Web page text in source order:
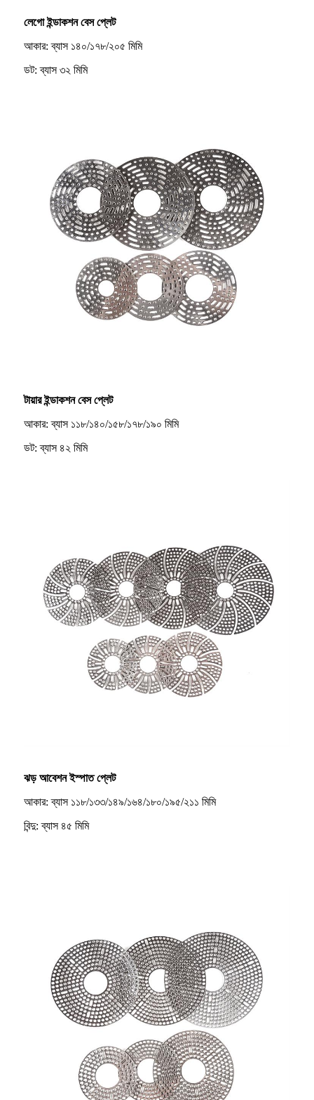
লেগো ইন্ডাকশন বেস প্লেট
আকার: ব্যাস ১৪০/১৭৮/২০৫ মিমি
ডট: ব্যাস ৩২ মিমি
টায়ার ইন্ডাকশন বেস প্লেট
আকার: ব্যাস ১১৮/১৪০/১৫৮/১৭৮/১৯০ মিমি
ডট: ব্যাস ৪২ মিমি
ঝড় আবেশন ইস্পাত প্লেট
আকার: ব্যাস ১১৮/১৩৩/১৪৯/১৬৪/১৮০/১৯৫/২১১ মিমি
বিন্দু: ব্যাস ৪৫ মিমি